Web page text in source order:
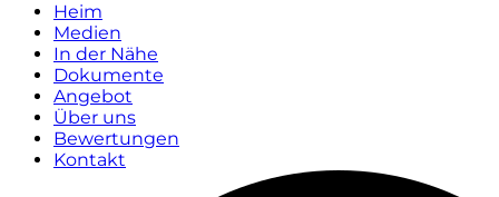
Heim
Medien
In der Nähe
Dokumente
Angebot
Über uns
Bewertungen
Kontakt